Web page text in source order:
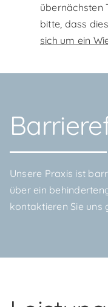
übernächsten
bitte, dass dies
sich um ein
Unsere Praxis ist
über ein
kontaktieren Sie uns